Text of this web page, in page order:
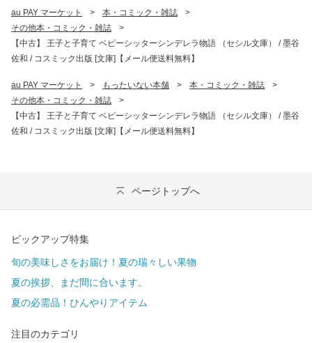
au PAY マーケット > 本・コミック・雑誌
>
その他本・コミック・雑誌
>
【中古】 王子と子育て ベビーシッターシンデレラ物語 （セシル文庫） / 墨谷
佐和 / コスミック出版 [文庫]【メール便送料無料】
au PAY マーケット > もったいない本舗 > 本・コミック・雑誌
>
その他本・コミック・雑誌
>
【中古】 王子と子育て ベビーシッターシンデレラ物語 （セシル文庫） / 墨谷
佐和 / コスミック出版 [文庫]【メール便送料無料】
ページトップへ
ピックアップ特集
旬の美味しさをお届け！夏の瑞々しい果物
夏の挨拶、まだ間に合います。
夏の必需品！ひんやりアイテム
注目のカテゴリ